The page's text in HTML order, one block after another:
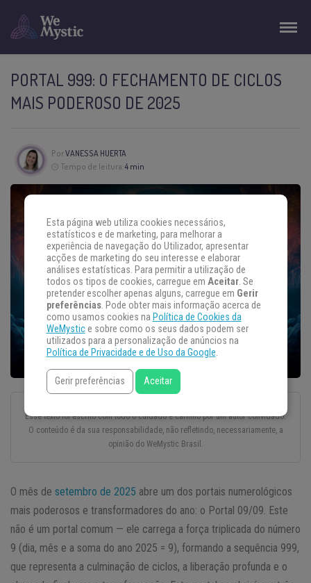
PORTAL 999: O FECHAMENTO DE CICLOS
MAIS PODEROSO DE 2025
PorVANESSA HUERTA
Tempo de leitura:4 min
Esse texto foi escrito com todo o cuidado e carinho por um autor convidado.
O conteúdo é da sua responsabilidade, não refletindo, necessariamente, a
opinião do WeMystic Brasil.
O mês de setembro de 2025 abre um dos portais numerológicos
mais poderosos e transformadores do ano: o Portal 09/09. Este
não é um portal comum — ele carrega a força triplicada do número
9 (dia, mês e a soma do ano 2025 = 9), formando a sequência 999,
que representa a culminação de ciclos, a liberação profunda e o
Esta página web utiliza cookies necessários,
estatísticos e de marketing, para melhorar a
experiência de navegação do Utilizador, apresentar
acções de marketing do seu interesse e elaborar
análises estatísticas. Para permitir a utilização de
todos os tipos de cookies, carregue em Aceitar. Se
pretender escolher apenas alguns, carregue em Gerir
preferências. Pode obter mais informação acerca de
como usamos cookies na Política de Cookies da
WeMystice sobre como os seus dados podem ser
utilizados para a personalização de anúncios na
Política de Privacidade e de Uso da Google.
Gerir preferências Aceitar